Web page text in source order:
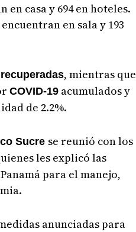
en casa y 694 en hoteles.
en sala y 193
, mientras que
COVID-19acumulados y
de 2.2%.
Sucre se reunió con los
les explicó las
para el manejo,
anunciadas para